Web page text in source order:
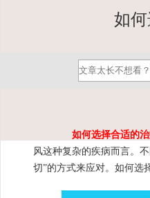
如
如何选择合适的治
风这种复杂的疾病而言。
切”的方式来应对。如何选